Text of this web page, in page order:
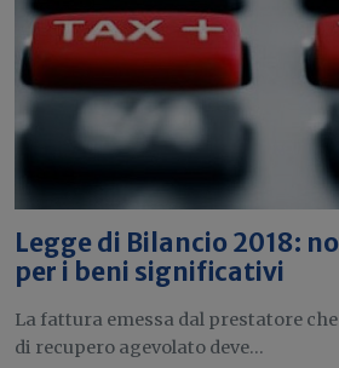
Legge di Bilancio 2018:
per i beni significativi
La fattura emessa dal prestatore
di recupero agevolato deve...